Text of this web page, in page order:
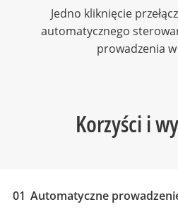
Jedno kliknięcie
automatycznego
prowadzenia
Korzyści i
01 Automatyczne